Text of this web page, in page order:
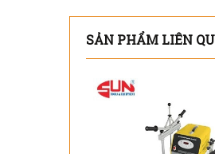
SẢN PHẨM LIÊN